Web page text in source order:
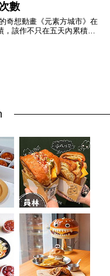
數
奇想動畫《元素方城市》在
，該作不只在五天內累積